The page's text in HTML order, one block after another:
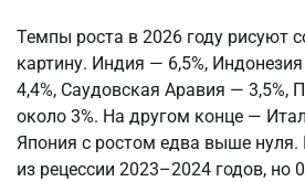
Темпы роста в 2026 году рисуют
картину. Индия — 6,5%,
4,4%, Саудовская Аравия — 3,5%,
около 3%. На другом конце —
Япония с ростом едва выше
из рецессии 2023–2024 годов, но